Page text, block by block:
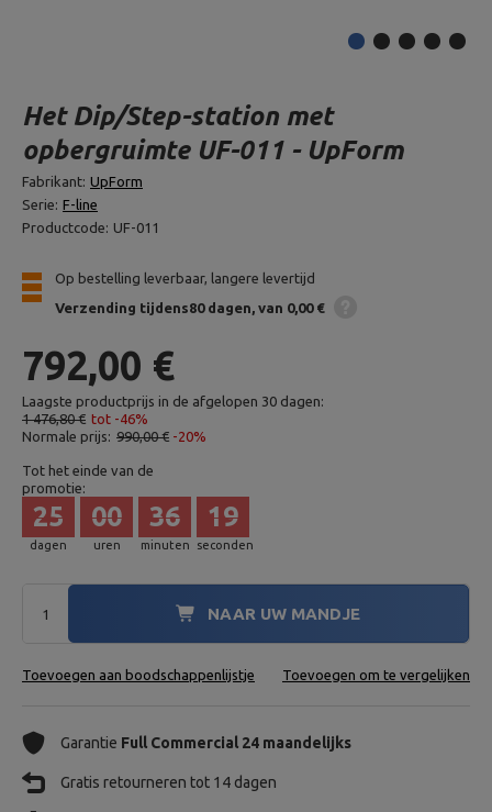
Het Dip/Step-station met
opbergruimte UF-011 - UpForm
Fabrikant: UpForm
Serie: F-line
Productcode: UF-011
Op bestelling leverbaar, langere levertijd
Verzending tijdens80 dagen van 0,00 €
792,00 €
Laagste productprijs in de afgelopen 30 dagen:
1 476,80 € tot -46%
Normale prijs: 990,00 € -20%
Tot het einde van de
promotie:
dagen
25
uren
00
minuten
36
seconden
18
NAAR UW MANDJE
Toevoegen aan boodschappenlijstje Toevoegen om te vergelijken
Garantie Full Commercial 24 maandelijks
Gratis retourneren tot 14 dagen